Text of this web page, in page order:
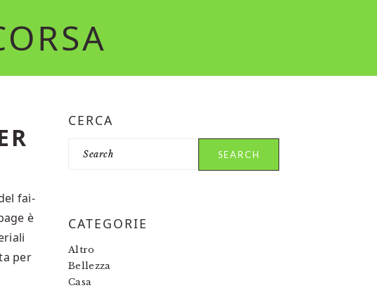
fai-
è
per
PRIMARY
SIDEBAR
CERCA
CATEGORIE
Altro
Bellezza
Casa